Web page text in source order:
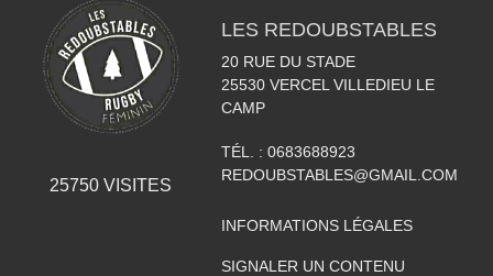
25750VISITES
LES REDOUBSTABLES
20 RUE DU STADE
25530 VERCEL VILLEDIEU LE
CAMP
TÉL. : 0683688923
REDOUBSTABLES@GMAIL.COM
INFORMATIONS LÉGALES
SIGNALER UN CONTENU